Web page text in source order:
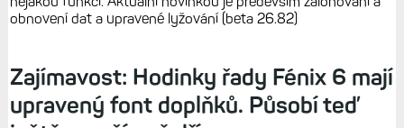
obnovení dat a upravené lyžování (beta 26.82)
Zajímavost: Hodinky řady Fénix 6 mají
upravený font doplňků. Působí teď